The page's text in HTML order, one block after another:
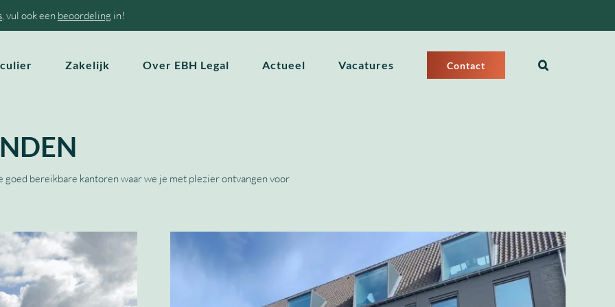
Zakelijk Over EBH Legal Actueel Vacatures Contact
bereikbare kantoren waar we je met plezier ontvangen voor
, vul ook een beoordeling in!